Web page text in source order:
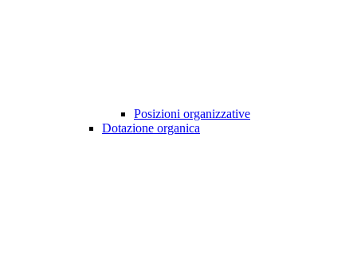
Posizioni organizzative
Dotazione organica